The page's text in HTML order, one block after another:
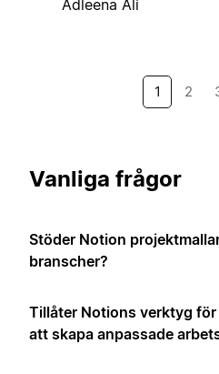
Adleena Ali
1 2
Vanliga frågor
Stöder Notion
branscher?
Tillåter Notions verktyg
att skapa anpassade